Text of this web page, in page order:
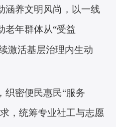
涵养文明风尚，以一线
老年群体从“受益
激活基层治理内生动
织密便民惠民“服务
，统筹专业社工与志愿